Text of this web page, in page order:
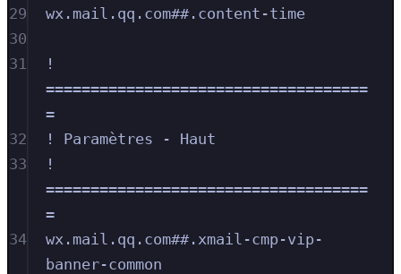
29
wx.mail.qq.com##.content-time
30
31
!
====================================
=
32
! Paramètres - Haut
33
!
====================================
=
34
wx.mail.qq.com##.xmail-cmp-vip-
banner-common